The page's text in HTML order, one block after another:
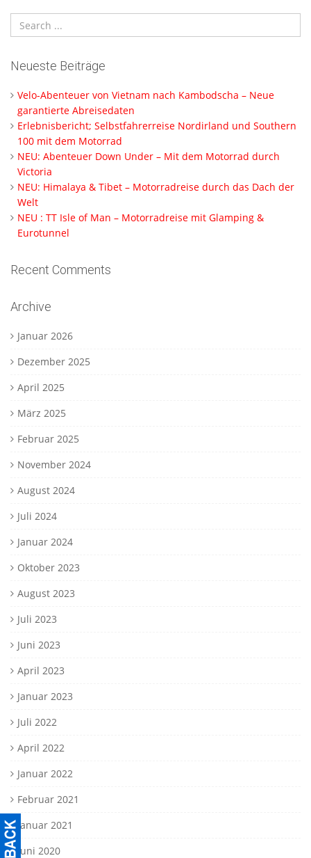
Neueste Beiträge
Velo-Abenteuer von Vietnam nach Kambodscha – Neue
garantierte Abreisedaten
Erlebnisbericht; Selbstfahrerreise Nordirland und Southern
100 mit dem Motorrad
NEU: Abenteuer Down Under – Mit dem Motorrad durch
Victoria
NEU: Himalaya & Tibet – Motorradreise durch das Dach der
Welt
NEU : TT Isle of Man – Motorradreise mit Glamping &
Eurotunnel
Recent Comments
Archive
Januar 2026
Dezember 2025
April 2025
März 2025
Februar 2025
November 2024
August 2024
Juli 2024
Januar 2024
Oktober 2023
August 2023
Juli 2023
Juni 2023
April 2023
Januar 2023
Juli 2022
April 2022
Januar 2022
Februar 2021
Januar 2021
Juni 2020